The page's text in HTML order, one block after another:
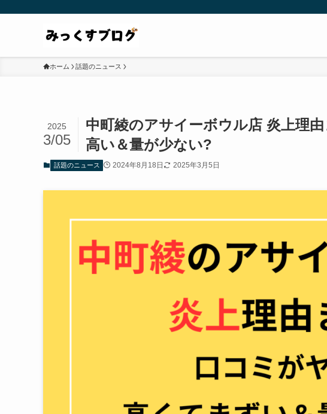
ホーム 話題のニュース
中町綾のアサイーボウル店 炎上理
高い＆量が少ない?
2025
3/05
話題のニュース 2024年8月18日 2025年3月5日